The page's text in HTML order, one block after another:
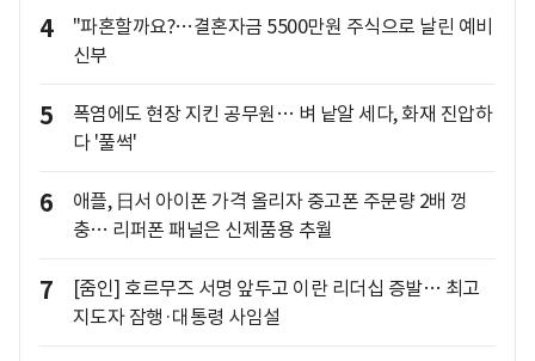
4
"파혼할까요?…결혼자금 5500만원 주식으로 날린 예비
신부
5
폭염에도 현장 지킨 공무원… 벼 낱알 세다, 화재 진압하
다 '풀썩'
6
애플, 日서 아이폰 가격 올리자 중고폰 주문량 2배 껑
충… 리퍼폰 패널은 신제품용 추월
7
[줌인] 호르무즈 서명 앞두고 이란 리더십 증발… 최고
지도자 잠행·대통령 사임설